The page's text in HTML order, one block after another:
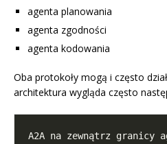
agenta planowania
agenta zgodności
agenta kodowania
Oba protokoły mogą i często
architektura wygląda często